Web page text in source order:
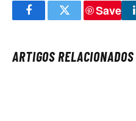
FacebookTwitter
Save
ARTIGOS RELACIONADOS